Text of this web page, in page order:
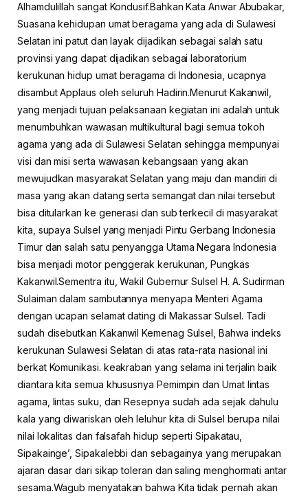
Alhamdulillah sangat Kondusif.Bahkan Kata Anwar Abubakar,
Suasana kehidupan umat beragama yang ada di Sulawesi
Selatan ini patut dan layak dijadikan sebagai salah satu
provinsi yang dapat dijadikan sebagai laboratorium
kerukunan hidup umat beragama di Indonesia, ucapnya
disambut Applaus oleh seluruh Hadirin.Menurut Kakanwil,
yang menjadi tujuan pelaksanaan kegiatan ini adalah untuk
menumbuhkan wawasan multikultural bagi semua tokoh
agama yang ada di Sulawesi Selatan sehingga mempunyai
visi dan misi serta wawasan kebangsaan yang akan
mewujudkan masyarakat Selatan yang maju dan mandiri di
masa yang akan datang serta semangat dan nilai tersebut
bisa ditularkan ke generasi dan sub terkecil di masyarakat
kita, supaya Sulsel yang menjadi Pintu Gerbang Indonesia
Timur dan salah satu penyangga Utama Negara Indonesia
bisa menjadi motor penggerak kerukunan, Pungkas
Kakanwil.Sementra itu, Wakil Gubernur Sulsel H. A. Sudirman
Sulaiman dalam sambutannya menyapa Menteri Agama
dengan ucapan selamat dating di Makassar Sulsel. Tadi
sudah disebutkan Kakanwil Kemenag Sulsel, Bahwa indeks
kerukunan Sulawesi Selatan di atas rata-rata nasional ini
berkat Komunikasi. keakraban yang selama ini terjalin baik
diantara kita semua khususnya Pemimpin dan Umat lintas
agama, lintas suku, dan Resepnya sudah ada sejak dahulu
kala yang diwariskan oleh leluhur kita di Sulsel berupa nilai
nilai lokalitas dan falsafah hidup seperti Sipakatau,
Sipakainge’, Sipakalebbi dan sebagainya yang merupakan
ajaran dasar dari sikap toleran dan saling menghormati antar
sesama.Wagub menyatakan bahwa Kita tidak pernah akan